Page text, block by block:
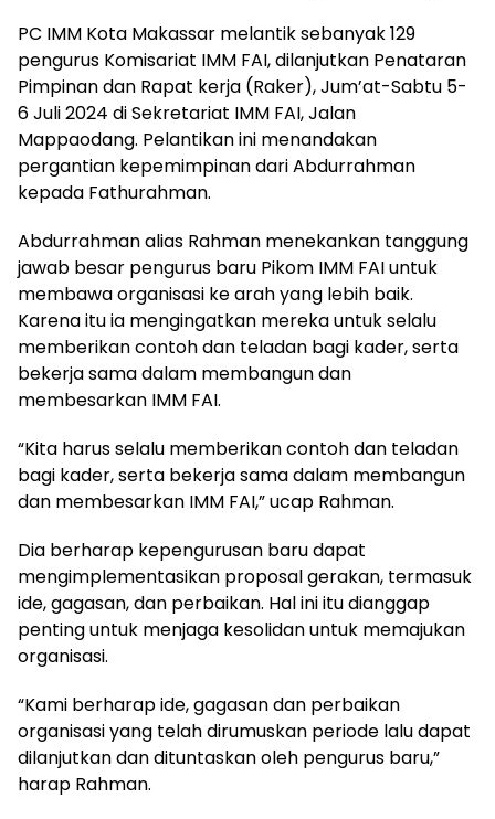
PC IMM Kota Makassar melantik sebanyak 129
pengurus Komisariat IMM FAI, dilanjutkan Penataran
Pimpinan dan Rapat kerja (Raker), Jum’at-Sabtu 5-
6 Juli 2024 di Sekretariat IMM FAI, Jalan
Mappaodang. Pelantikan ini menandakan
pergantian kepemimpinan dari Abdurrahman
kepada Fathurahman.
Abdurrahman alias Rahman menekankan tanggung
jawab besar pengurus baru Pikom IMM FAI untuk
membawa organisasi ke arah yang lebih baik.
Karena itu ia mengingatkan mereka untuk selalu
memberikan contoh dan teladan bagi kader, serta
bekerja sama dalam membangun dan
membesarkan IMM FAI.
“Kita harus selalu memberikan contoh dan teladan
bagi kader, serta bekerja sama dalam membangun
dan membesarkan IMM FAI,” ucap Rahman.
Dia berharap kepengurusan baru dapat
mengimplementasikan proposal gerakan, termasuk
ide, gagasan, dan perbaikan. Hal ini itu dianggap
penting untuk menjaga kesolidan untuk memajukan
organisasi.
“Kami berharap ide, gagasan dan perbaikan
organisasi yang telah dirumuskan periode lalu dapat
dilanjutkan dan dituntaskan oleh pengurus baru,”
harap Rahman.